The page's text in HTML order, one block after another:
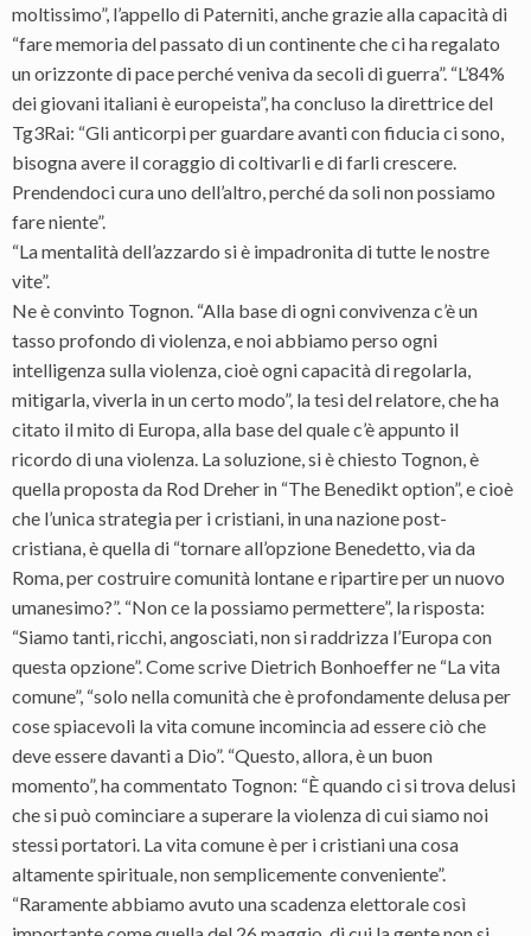
moltissimo”, l’appello di Paterniti, anche grazie alla capacità di
“fare memoria del passato di un continente che ci ha regalato
un orizzonte di pace perché veniva da secoli di guerra”. “L’84%
dei giovani italiani è europeista”, ha concluso la direttrice del
Tg3Rai: “Gli anticorpi per guardare avanti con fiducia ci sono,
bisogna avere il coraggio di coltivarli e di farli crescere.
Prendendoci cura uno dell’altro, perché da soli non possiamo
fare niente”.
“La mentalità dell’azzardo si è impadronita di tutte le nostre
vite”.
Ne è convinto Tognon. “Alla base di ogni convivenza c’è un
tasso profondo di violenza, e noi abbiamo perso ogni
intelligenza sulla violenza, cioè ogni capacità di regolarla,
mitigarla, viverla in un certo modo”, la tesi del relatore, che ha
citato il mito di Europa, alla base del quale c’è appunto il
ricordo di una violenza. La soluzione, si è chiesto Tognon, è
quella proposta da Rod Dreher in “The Benedikt option”, e cioè
che l’unica strategia per i cristiani, in una nazione post-
cristiana, è quella di “tornare all’opzione Benedetto, via da
Roma, per costruire comunità lontane e ripartire per un nuovo
umanesimo?”. “Non ce la possiamo permettere”, la risposta:
“Siamo tanti, ricchi, angosciati, non si raddrizza l’Europa con
questa opzione”. Come scrive Dietrich Bonhoeffer ne “La vita
comune”, “solo nella comunità che è profondamente delusa per
cose spiacevoli la vita comune incomincia ad essere ciò che
deve essere davanti a Dio”. “Questo, allora, è un buon
momento”, ha commentato Tognon: “È quando ci si trova delusi
che si può cominciare a superare la violenza di cui siamo noi
stessi portatori. La vita comune è per i cristiani una cosa
altamente spirituale, non semplicemente conveniente”.
“Raramente abbiamo avuto una scadenza elettorale così